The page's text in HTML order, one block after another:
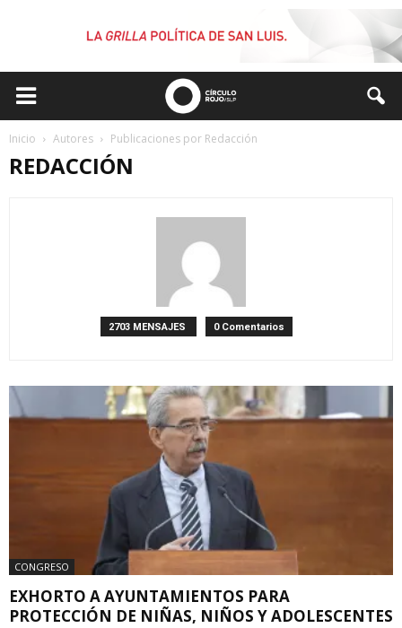
Inicio Autores Publicaciones por Redacción
REDACCIÓN
2703 MENSAJES 0 Comentarios
CONGRESO
EXHORTO A AYUNTAMIENTOS PARA
PROTECCIÓN DE NIÑAS, NIÑOS Y ADOLESCENTES